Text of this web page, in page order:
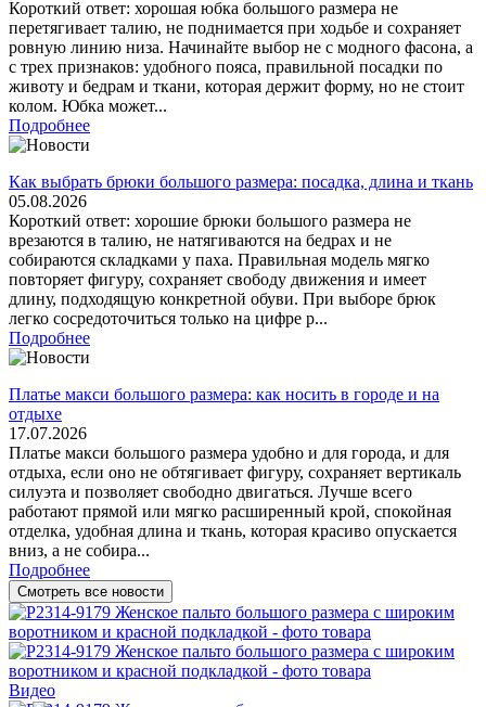
Короткий ответ: хорошая юбка большого размера не
перетягивает талию, не поднимается при ходьбе и сохраняет
ровную линию низа. Начинайте выбор не с модного фасона, а
с трех признаков: удобного пояса, правильной посадки по
животу и бедрам и ткани, которая держит форму, но не стоит
колом. Юбка может...
Подробнее
Как выбрать брюки большого размера: посадка, длина и ткань
05.08.2026
Короткий ответ: хорошие брюки большого размера не
врезаются в талию, не натягиваются на бедрах и не
собираются складками у паха. Правильная модель мягко
повторяет фигуру, сохраняет свободу движения и имеет
длину, подходящую конкретной обуви. При выборе брюк
легко сосредоточиться только на цифре р...
Подробнее
Платье макси большого размера: как носить в городе и на
отдыхе
17.07.2026
Платье макси большого размера удобно и для города, и для
отдыха, если оно не обтягивает фигуру, сохраняет вертикаль
силуэта и позволяет свободно двигаться. Лучше всего
работают прямой или мягко расширенный крой, спокойная
отделка, удобная длина и ткань, которая красиво опускается
вниз, а не собира...
Подробнее
Смотреть все новости
Видео